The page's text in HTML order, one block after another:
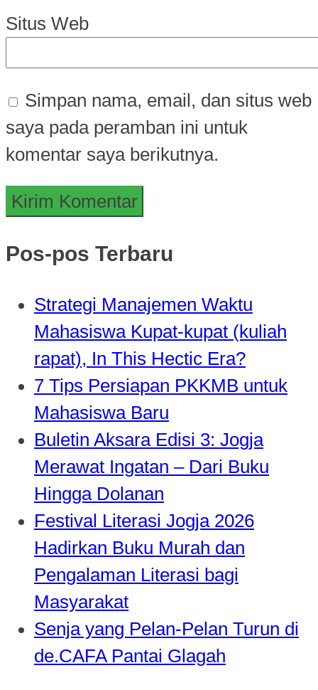
Situs Web
Simpan nama, email, dan situs web
saya pada peramban ini untuk
komentar saya berikutnya.
Pos-pos Terbaru
Strategi Manajemen Waktu
Mahasiswa Kupat-kupat (kuliah
rapat), In This Hectic Era?
7 Tips Persiapan PKKMB untuk
Mahasiswa Baru
Buletin Aksara Edisi 3: Jogja
Merawat Ingatan – Dari Buku
Hingga Dolanan
Festival Literasi Jogja 2026
Hadirkan Buku Murah dan
Pengalaman Literasi bagi
Masyarakat
Senja yang Pelan-Pelan Turun di
de.CAFA Pantai Glagah